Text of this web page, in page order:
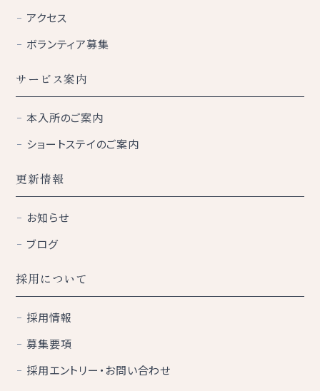
アクセス
ボランティア募集
サービス案内
本入所のご案内
ショートステイのご案内
更新情報
お知らせ
ブログ
採用について
採用情報
募集要項
採用エントリー・お問い合わせ